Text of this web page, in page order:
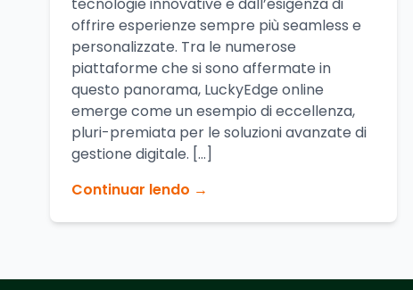
offrire esperienze sempre più seamless e
personalizzate. Tra le numerose
piattaforme che si sono affermate in
questo panorama, LuckyEdge online
emerge come un esempio di eccellenza,
pluri-premiata per le soluzioni avanzate di
gestione digitale. […]
Continuar lendo →